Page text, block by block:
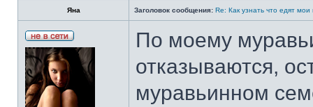
Яна Заголовок сообщения: Re: Как узнать что едят мои
По моему
отказываются,
муравьинном